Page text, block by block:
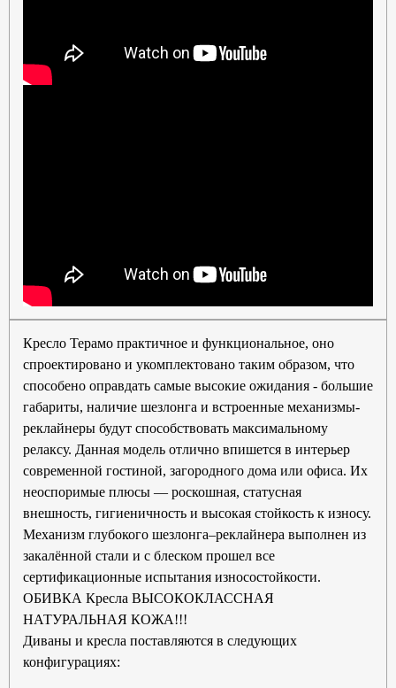
Кресло Терамо практичное и функциональное, оно
спроектировано и укомплектовано таким образом, что
способено оправдать самые высокие ожидания - большие
габариты, наличие шезлонга и встроенные механизмы-
реклайнеры будут способствовать максимальному
релаксу. Данная модель отлично впишется в интерьер
современной гостиной, загородного дома или офиса. Их
неоспоримые плюсы — роскошная, статусная
внешность, гигиеничность и высокая стойкость к износу.
Механизм глубокого шезлонга–реклайнера выполнен из
закалённой стали и с блеском прошел все
сертификационные испытания износостойкости.
ОБИВКА Кресла ВЫСОКОКЛАССНАЯ
НАТУРАЛЬНАЯ КОЖА!!!
Диваны и кресла поставляются в следующих
конфигурациях: